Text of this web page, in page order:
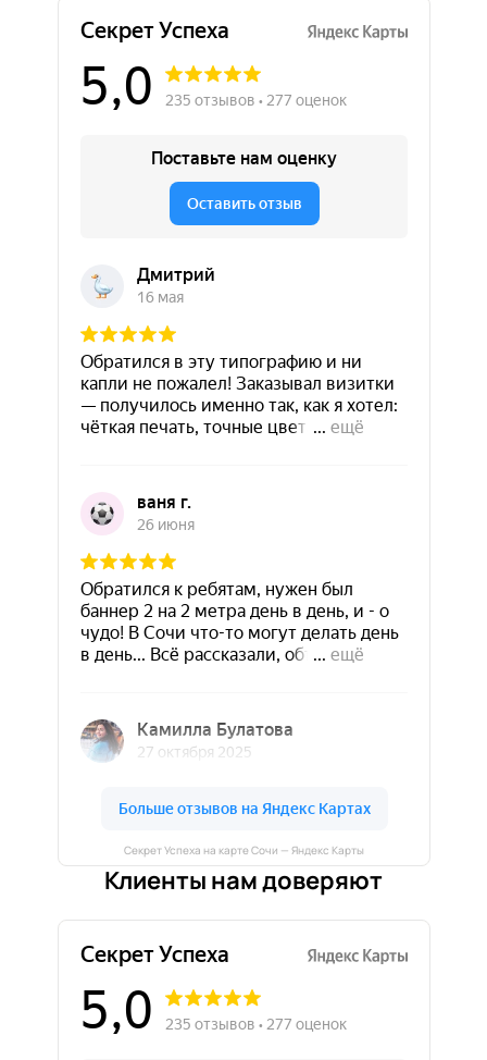
Секрет Успеха на карте Сочи — Яндекс Карты
Клиенты нам доверяют